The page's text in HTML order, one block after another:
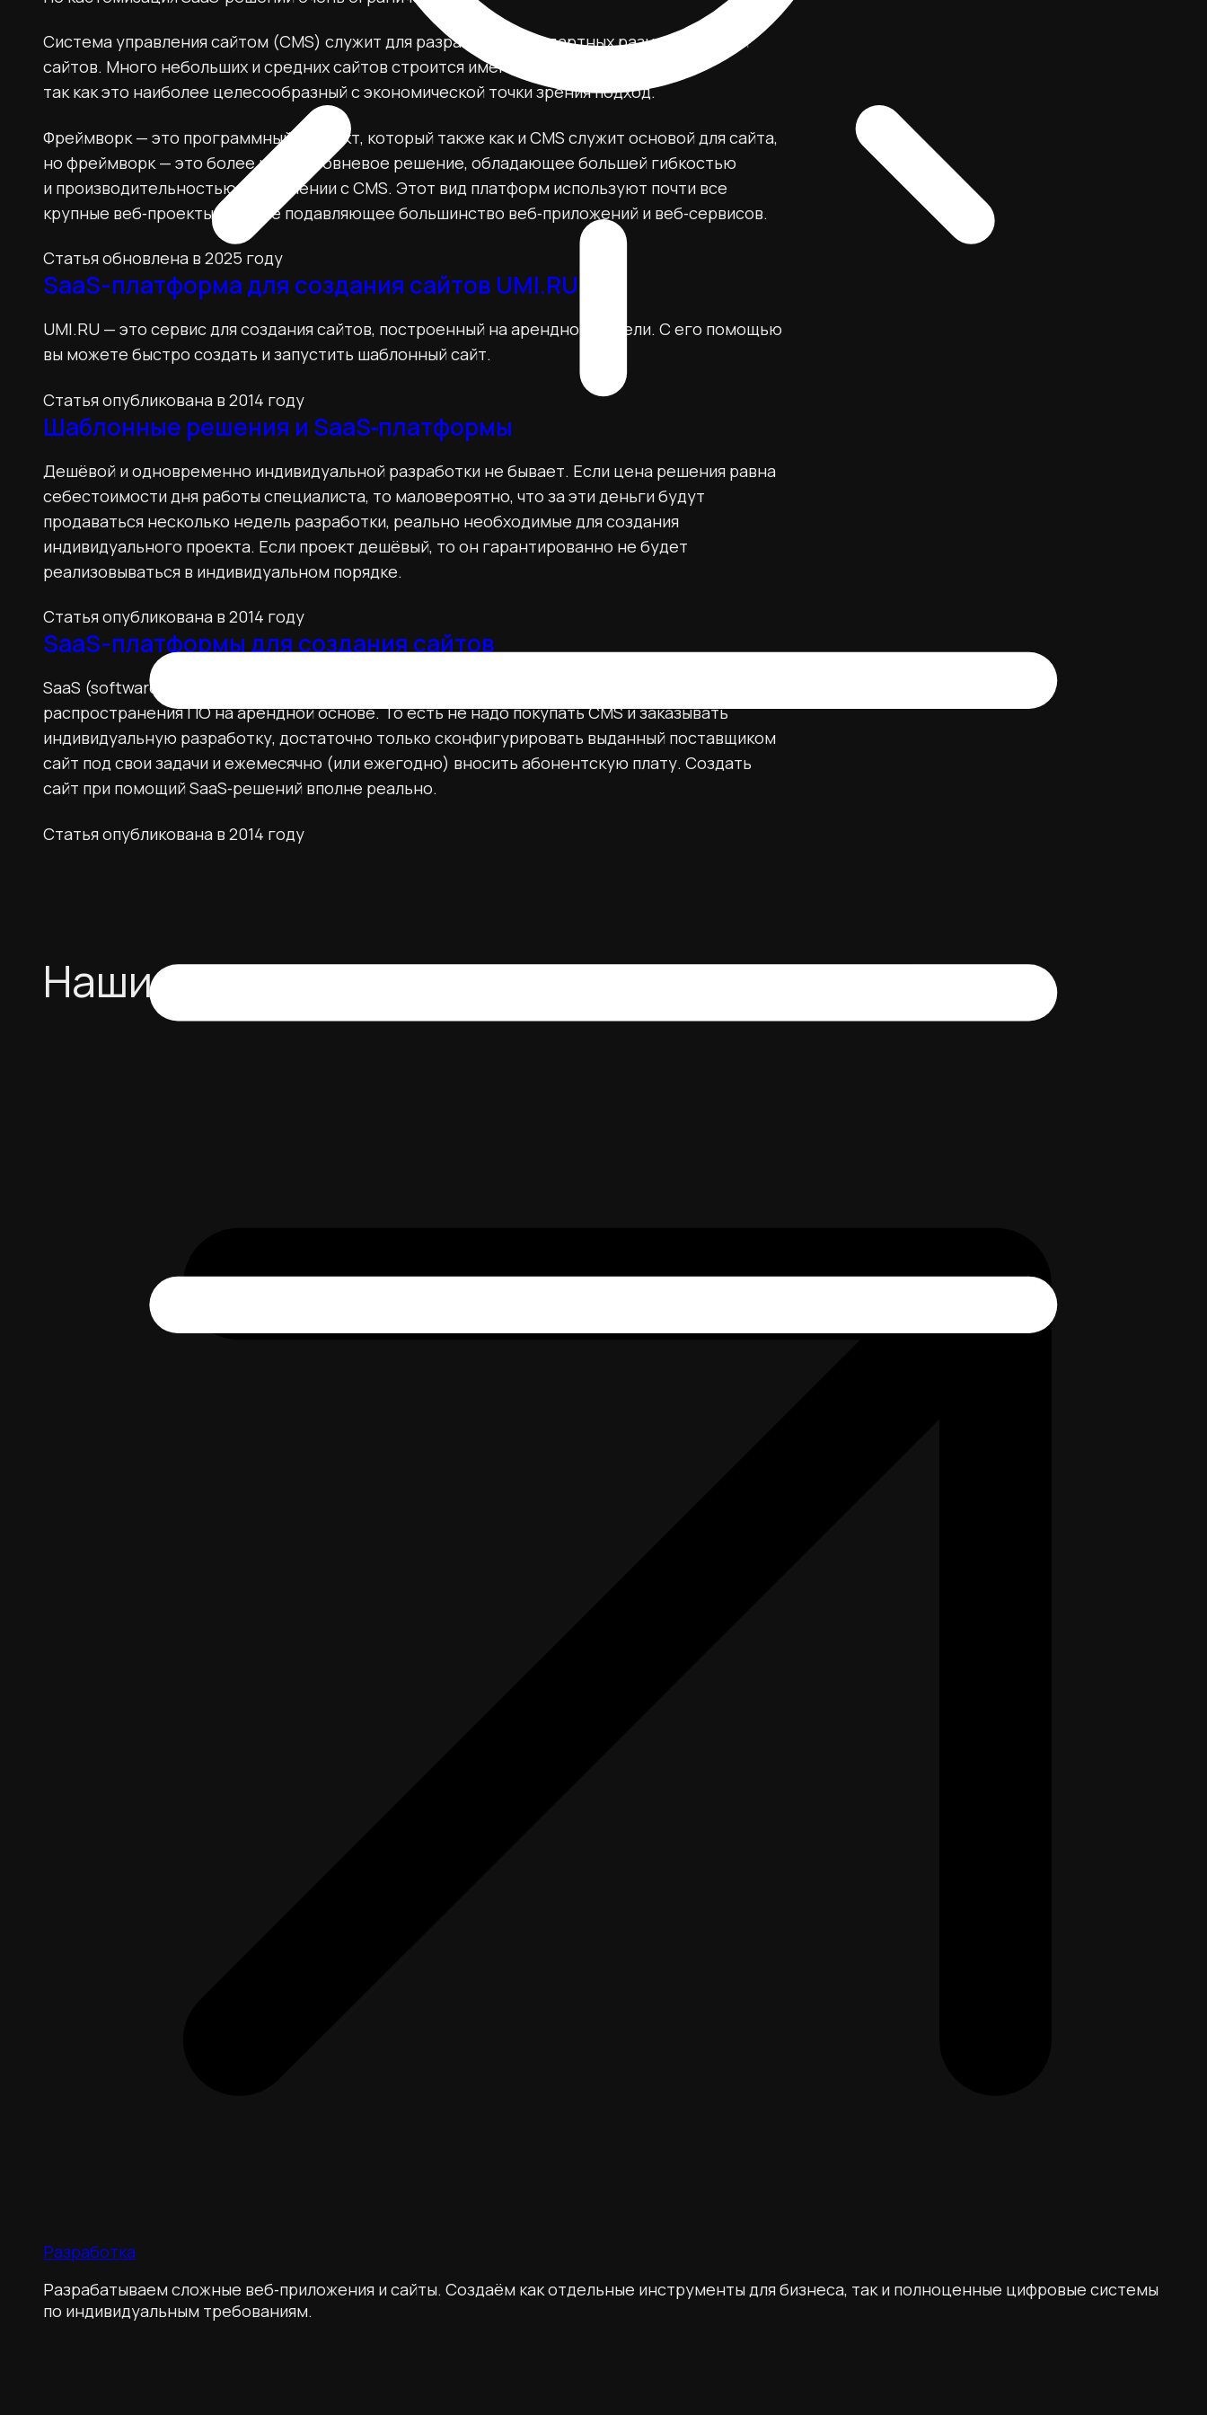
Система управления сайтом (CMS) служит для разработки стандартных разновидностей
сайтов. Много небольших и средних сайтов строится именно на CMS‑платформах,
так как это наиболее целесообразный с экономической точки зрения подход.
Фреймворк — это программный продукт, который также как и CMS служит основой для сайта,
но фреймворк — это более низкоуровневое решение, обладающее большей гибкостью
и производительностью в сравнении с CMS. Этот вид платформ используют почти все
крупные веб‑проекты, а также подавляющее большинство веб‑приложений и веб‑сервисов.
Статья обновлена в 2025 году
SaaS-платформа для создания сайтов UMI.RU
UMI.RU — это сервис для создания сайтов, построенный на арендной модели. С его помощью
вы можете быстро создать и запустить шаблонный сайт.
Статья опубликована в 2014 году
Шаблонные решения и SaaS‑платформы
Дешёвой и одновременно индивидуальной разработки не бывает. Если цена решения равна
себестоимости дня работы специалиста, то маловероятно, что за эти деньги будут
продаваться несколько недель разработки, реально необходимые для создания
индивидуального проекта. Если проект дешёвый, то он гарантированно не будет
реализовываться в индивидуальном порядке.
Статья опубликована в 2014 году
SaaS-платформы для создания сайтов
SaaS (software as a service — программное обеспечение как услуга) — это способ
распространения ПО на арендной основе. То есть не надо покупать CMS и заказывать
индивидуальную разработку, достаточно только сконфигурировать выданный поставщиком
сайт под свои задачи и ежемесячно (или ежегодно) вносить абонентскую плату. Создать
сайт при помощий SaaS‑решений вполне реально.
Статья опубликована в 2014 году
Наши услуги
Разработка
Разрабатываем сложные веб‑приложения и сайты. Создаём как отдельные инструменты для бизнеса, так и полноценные цифровые системы
по индивидуальным требованиям.